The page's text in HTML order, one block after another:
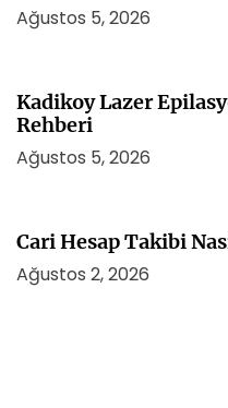
Ağustos 5, 2026
Kadikoy Lazer
Rehberi
Ağustos 5, 2026
Cari Hesap Takibi
Ağustos 2, 2026